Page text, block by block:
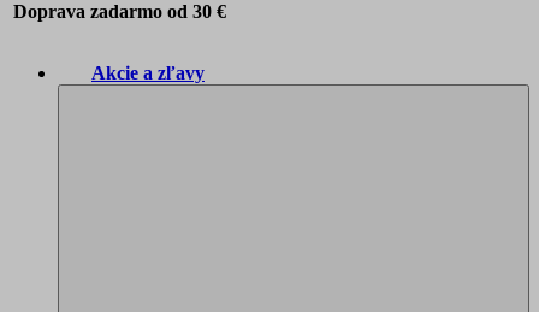
Doprava zadarmo od 30 €
Akcie a zľavy